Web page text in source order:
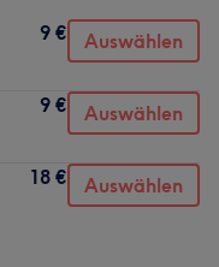
9 € Auswählen
9 € Auswählen
18 € Auswählen